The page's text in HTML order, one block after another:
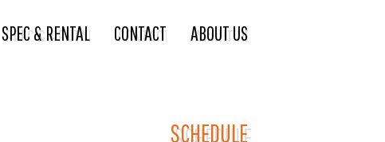
SPEC & RENTAL CONTACT ABOUT US
SCHEDULE